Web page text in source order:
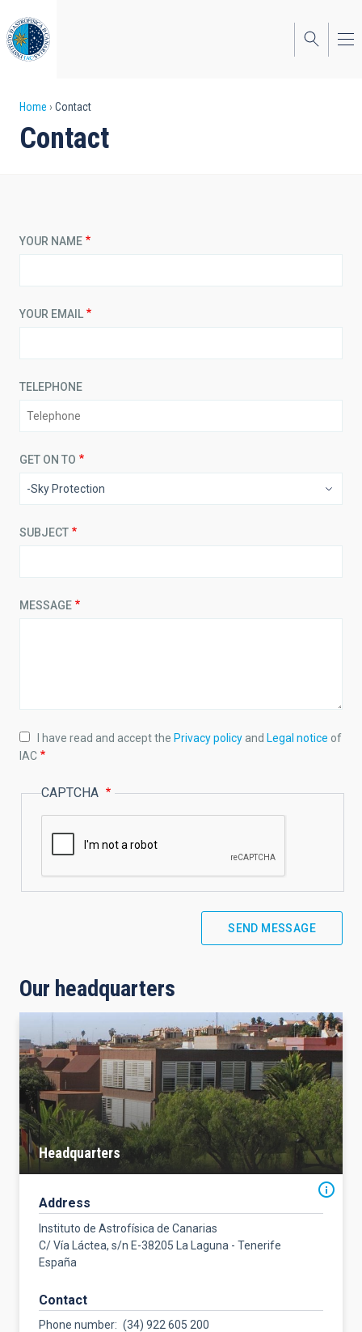
to
main
content
Breadcrumb
Home Contact
Contact
YOUR NAME
YOUR EMAIL
TELEPHONE
GET ON TO
SUBJECT
MESSAGE
I have read and accept the Privacy policy and Legal notice of
IAC
CAPTCHA
Our headquarters
Headquarters
Address
Instituto de Astrofísica de Canarias
C/ Vía Láctea, s/n E-38205 La Laguna - Tenerife
España
Contact
Phone number
(34) 922 605 200